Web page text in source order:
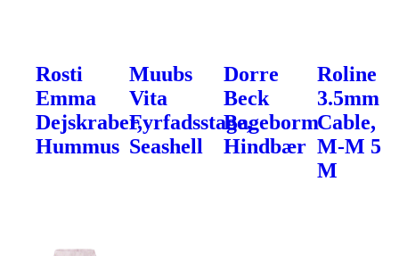
Rosti
Emma
Dejskraber,
Hummus
Muubs
Vita
Fyrfadsstage,
Seashell
Dorre
Beck
Bageborm
Hindbær
Roline
3.5mm
Cable,
M-M 5
M